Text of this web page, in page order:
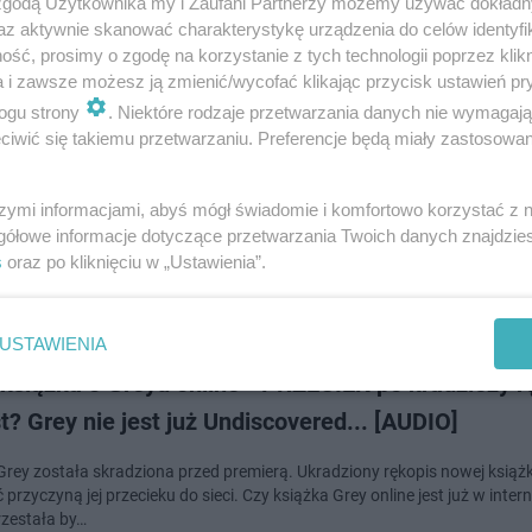
Strona Greya: najlepsze sceny w jednym
promujące kontynua…
o Greyu online - PRZECIEK po kradzieży
Grey nie jest już Undiscovered... [AUDIO]
została skradziona przed premierą. Ukradziony rękopis nowej
przyczyną jej przecieku do sieci. Czy książka Grey online jest już w
by…
aktywnie skanować charakterystykę urządzenia do celów
prosimy o zgodę na korzystanie z tych technologii poprzez
i zawsze możesz ją zmienić/wycofać klikając przycisk ustawień
strony
. Niektóre rodzaje przetwarzania danych nie
się takiemu przetwarzaniu. Preferencje będą miały
informacjami, abyś mógł świadomie i komfortowo korzystać z
informacje dotyczące przetwarzania Twoich danych
oraz po kliknięciu w „Ustawienia”.
USTAWIENIA